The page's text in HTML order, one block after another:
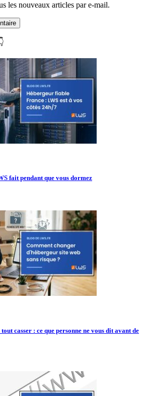
les nouveaux articles par e-mail.
fait pendant que vous dormez
casser : ce que personne ne vous dit avant de